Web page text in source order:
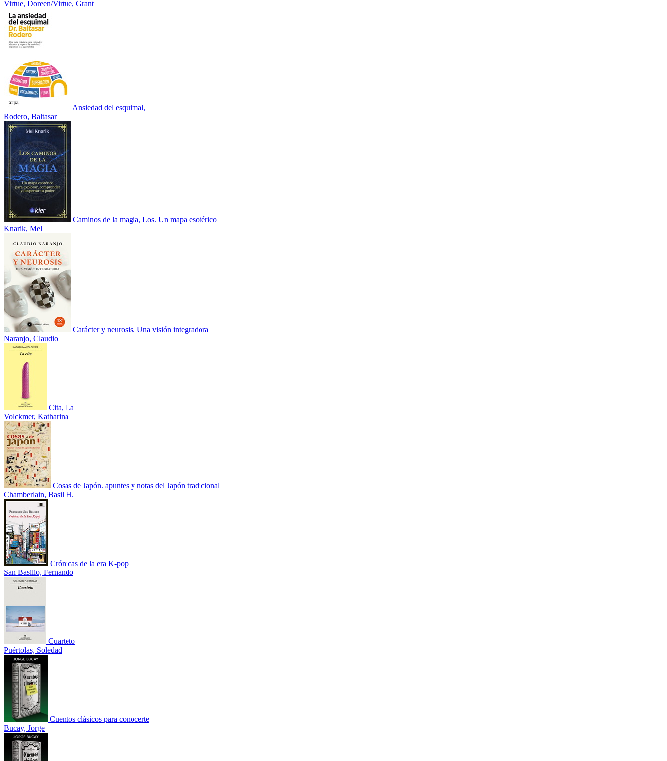
Virtue, Doreen/Virtue, Grant
Ansiedad del esquimal,
Rodero, Baltasar
Caminos de la magia, Los. Un mapa esotérico
Knarik, Mel
Carácter y neurosis. Una visión integradora
Naranjo, Claudio
Cita, La
Volckmer, Katharina
Cosas de Japón. apuntes y notas del Japón tradicional
Chamberlain, Basil H.
Crónicas de la era K-pop
San Basilio, Fernando
Cuarteto
Puértolas, Soledad
Cuentos clásicos para conocerte
Bucay, Jorge